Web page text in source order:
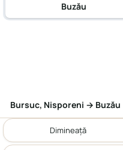
Buzău
Bursuc, Nisporeni → Buzău
Dimineață